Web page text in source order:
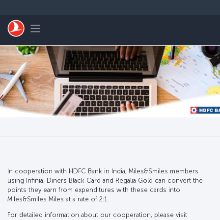
Toggle navigation
In cooperation with HDFC Bank in India, Miles&Smiles members
using Infinia, Diners Black Card and Regalia Gold can convert the
points they earn from expenditures with these cards into
Miles&Smiles Miles at a rate of 2:1.
For detailed information about our cooperation, please visit